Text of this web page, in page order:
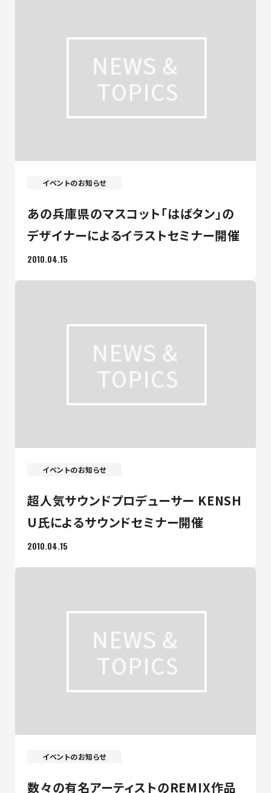
イベントのお知らせ
あの兵庫県のマスコット「はばタン」の
デザイナーによるイラストセミナー開催
2010.04.15
イベントのお知らせ
超人気サウンドプロデューサー KENSH
U氏によるサウンドセミナー開催
2010.04.15
イベントのお知らせ
数々の有名アーティストのREMIX作品